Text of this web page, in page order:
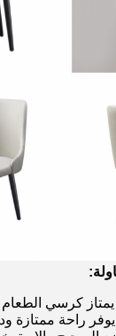
يمتاز كرسي الطعام
يوفر راحة ممتازة